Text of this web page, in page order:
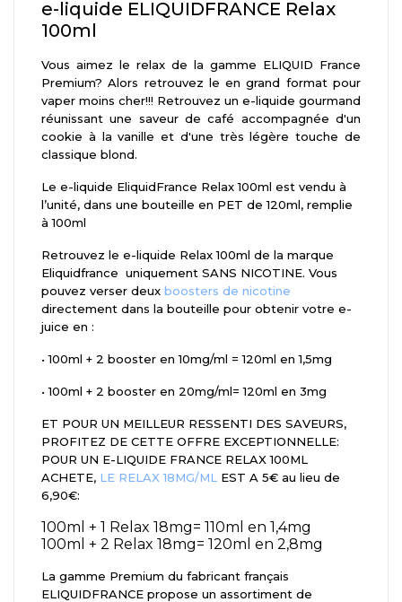
e-liquide ELIQUIDFRANCE Relax
100ml
Vous aimez le relax de la gamme ELIQUID France
Premium? Alors retrouvez le en grand format pour
vaper moins cher!!! Retrouvez un e-liquide gourmand
réunissant une saveur de café accompagnée d'un
cookie à la vanille et d'une très légère touche de
classique blond.
Le e-liquide EliquidFrance Relax 100ml est vendu à
l’unité, dans une bouteille en PET de 120ml, remplie
à 100ml
Retrouvez le e-liquide Relax 100ml de la marque
Eliquidfrance uniquement SANS NICOTINE. Vous
pouvez verser deux boosters de nicotine
directement dans la bouteille pour obtenir votre e-
juice en :
• 100ml + 2 booster en 10mg/ml = 120ml en 1,5mg
• 100ml + 2 booster en 20mg/ml= 120ml en 3mg
ET POUR UN MEILLEUR RESSENTI DES SAVEURS,
PROFITEZ DE CETTE OFFRE EXCEPTIONNELLE:
POUR UN E-LIQUIDE FRANCE RELAX 100ML
ACHETE, LE RELAX 18MG/ML EST A 5€ au lieu de
6,90€:
100ml + 1 Relax 18mg= 110ml en 1,4mg
100ml + 2 Relax 18mg= 120ml en 2,8mg
La gamme Premium du fabricant français
ELIQUIDFRANCE propose un assortiment de